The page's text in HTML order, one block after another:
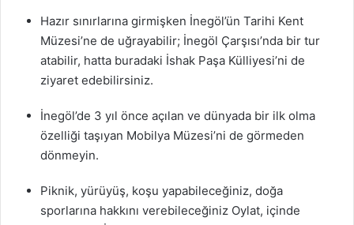
Hazır sınırlarına girmişken İnegöl’ün Tarihi Kent
Müzesi’ne de uğrayabilir; İnegöl Çarşısı’nda bir tur
atabilir, hatta buradaki İshak Paşa Külliyesi’ni de
ziyaret edebilirsiniz.
İnegöl’de 3 yıl önce açılan ve dünyada bir ilk olma
özelliği taşıyan Mobilya Müzesi’ni de görmeden
dönmeyin.
Piknik, yürüyüş, koşu yapabileceğiniz, doğa
sporlarına hakkını verebileceğiniz Oylat, içinde